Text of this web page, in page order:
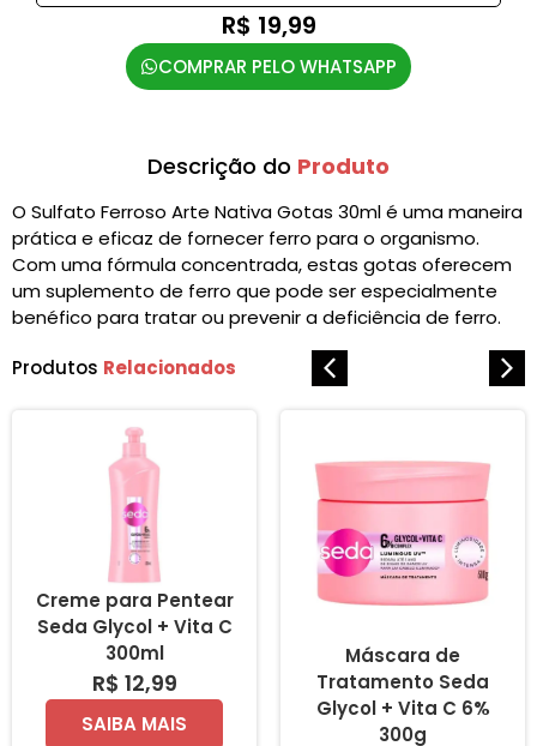
R$ 19,99
COMPRAR PELO WHATSAPP
Descrição do Produto
O Sulfato Ferroso Arte Nativa Gotas 30ml é uma maneira
prática e eficaz de fornecer ferro para o organismo.
Com uma fórmula concentrada, estas gotas oferecem
um suplemento de ferro que pode ser especialmente
benéfico para tratar ou prevenir a deficiência de ferro.
Produtos Relacionados
Creme para Pentear
Seda Glycol + Vita C
300ml
R$ 12,99
SAIBA MAIS
Máscara de
Tratamento Seda
Glycol + Vita C 6%
300g